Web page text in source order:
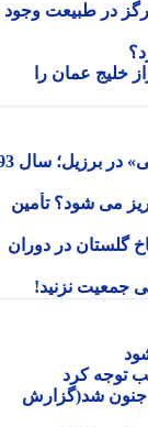
در طبیعت وجود
عمان را
سال 93
می شود؟ تأمین
در دوران
کرد
شد(گزارش